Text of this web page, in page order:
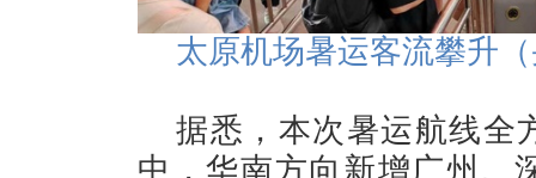
太原机场暑运客流攀升
据悉，本次暑运航线全
中，华南方向新增广州、